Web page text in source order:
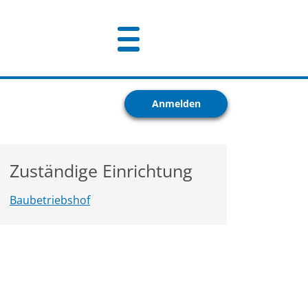
Anmelden
Zuständige Einrichtung
Baubetriebshof